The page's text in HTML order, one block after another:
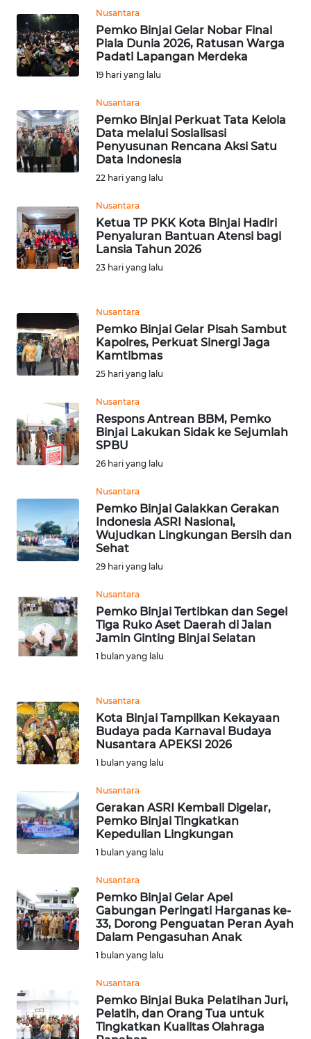
Nusantara
Pemko Binjai Gelar Nobar Final
Piala Dunia 2026, Ratusan Warga
Padati Lapangan Merdeka
19 hari yang lalu
Nusantara
Pemko Binjai Perkuat Tata Kelola
Data melalui Sosialisasi
Penyusunan Rencana Aksi Satu
Data Indonesia
22 hari yang lalu
Nusantara
Ketua TP PKK Kota Binjai Hadiri
Penyaluran Bantuan Atensi bagi
Lansia Tahun 2026
23 hari yang lalu
Nusantara
Pemko Binjai Gelar Pisah Sambut
Kapolres, Perkuat Sinergi Jaga
Kamtibmas
25 hari yang lalu
Nusantara
Respons Antrean BBM, Pemko
Binjai Lakukan Sidak ke Sejumlah
SPBU
26 hari yang lalu
Nusantara
Pemko Binjai Galakkan Gerakan
Indonesia ASRI Nasional,
Wujudkan Lingkungan Bersih dan
Sehat
29 hari yang lalu
Nusantara
Pemko Binjai Tertibkan dan Segel
Tiga Ruko Aset Daerah di Jalan
Jamin Ginting Binjai Selatan
1 bulan yang lalu
Nusantara
Kota Binjai Tampilkan Kekayaan
Budaya pada Karnaval Budaya
Nusantara APEKSI 2026
1 bulan yang lalu
Nusantara
Gerakan ASRI Kembali Digelar,
Pemko Binjai Tingkatkan
Kepedulian Lingkungan
1 bulan yang lalu
Nusantara
Pemko Binjai Gelar Apel
Gabungan Peringati Harganas ke-
33, Dorong Penguatan Peran Ayah
Dalam Pengasuhan Anak
1 bulan yang lalu
Nusantara
Pemko Binjai Buka Pelatihan Juri,
Pelatih, dan Orang Tua untuk
Tingkatkan Kualitas Olahraga
WN
PAPUA
BARAT
WN
SERAMBI
JAMBI
WN
SULTRA
WN
SULTENG
WN
BABEL
WN
SUMBAR
WN
WN
BENGKULU
WN
WN
JATENG
WN
WN
JOGJA
WN
BALI
WN
KALTENG